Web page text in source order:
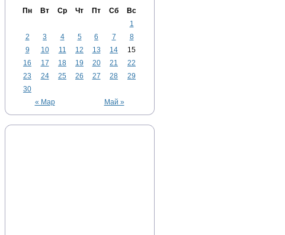
Пн Вт Ср Чт Пт Сб Вс
« Мар Май »
1
2
3 4 5 6 7
8
9
10 11 12 13 14
15
16
17 18 19 20 21
22
23
24 25 26 27 28
29
30